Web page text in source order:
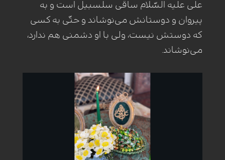
علی علیه السّلام ساقی سلسبیل است و به
پیروان و دوستانش می‌نوشاند و حتّی به کسی
که دوستش نیست، ولی با او دشمنی هم ندارد،
می‌نوشاند.